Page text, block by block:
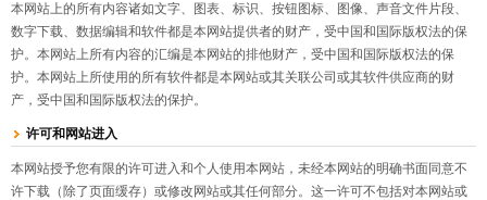
本网站上的所有内容诸如文字、图表、标识、按钮图标、图像、声音文件片段、
数字下载、数据编辑和软件都是本网站提供者的财产，受中国和国际版权法的保
护。本网站上所有内容的汇编是本网站的排他财产，受中国和国际版权法的保
护。本网站上所使用的所有软件都是本网站或其关联公司或其软件供应商的财
产，受中国和国际版权法的保护。
许可和网站进入
本网站授予您有限的许可进入和个人使用本网站，未经本网站的明确书面同意不
许下载（除了页面缓存）或修改网站或其任何部分。这一许可不包括对本网站或